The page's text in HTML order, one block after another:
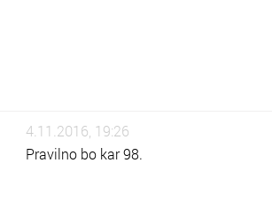
4.11.2016, 19:26
Pravilno bo kar 98.